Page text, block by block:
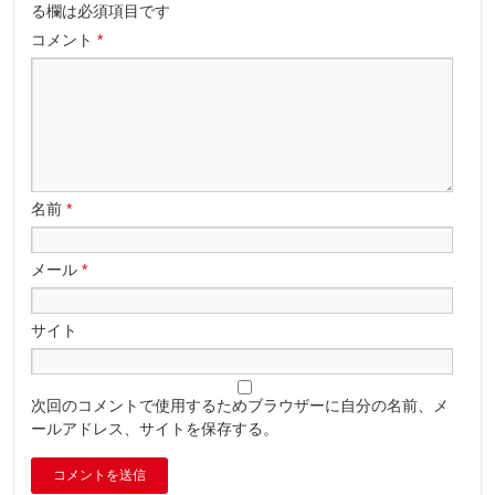
る欄は必須項目です
コメント*
名前*
メール*
サイト
次回のコメントで使用するためブラウザーに自分の名前、メ
ールアドレス、サイトを保存する。